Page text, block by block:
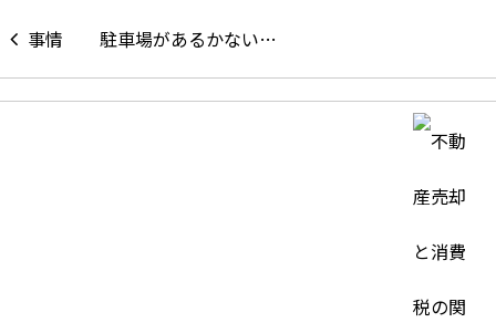
駐車場があるかない…